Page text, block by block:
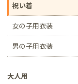
祝い着
女の子用衣装
男の子用衣装
大人用